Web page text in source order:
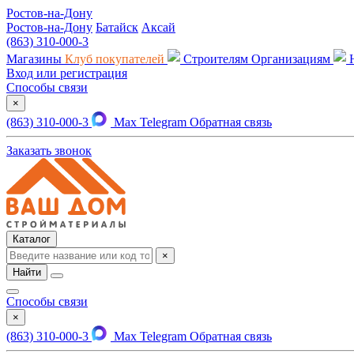
Ростов-на-Дону
Ростов-на-Дону Батайск Аксай
(863) 310-000-3
Магазины Клуб покупателей Строителям Организациям
Вход или регистрация
Способы связи
×
(863) 310-000-3 Max Telegram Обратная связь
Заказать звонок
Каталог
×
Найти
Способы связи
×
(863) 310-000-3 Max Telegram Обратная связь